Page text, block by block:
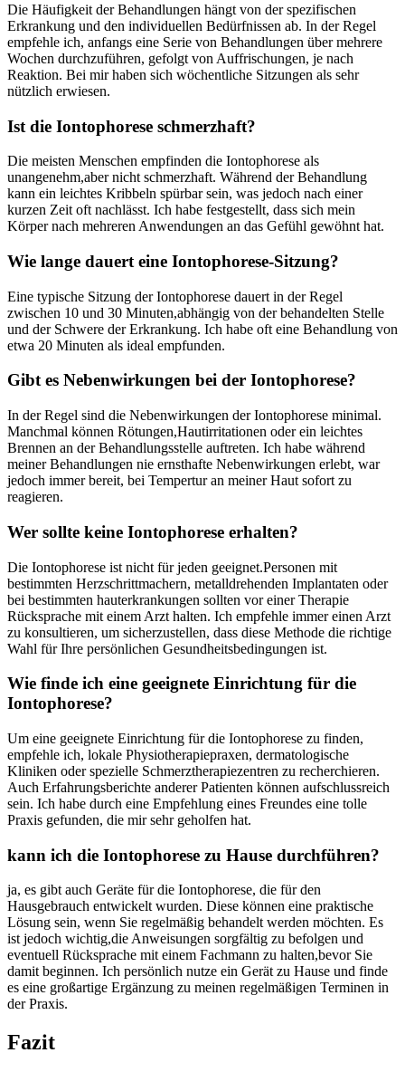
Die Häufigkeit der Behandlungen hängt von der spezifischen
Erkrankung und den individuellen Bedürfnissen ab. In der Regel
empfehle ich, anfangs eine Serie von Behandlungen⁢ über mehrere
Wochen durchzuführen, gefolgt von Auffrischungen, je nach
Reaktion. Bei mir haben sich wöchentliche Sitzungen als sehr
⁣nützlich erwiesen.
Ist die Iontophorese⁤ schmerzhaft?
Die meisten Menschen empfinden die Iontophorese als
unangenehm,aber nicht schmerzhaft. Während der Behandlung
kann ein leichtes Kribbeln spürbar sein,​ was jedoch nach‍ einer
kurzen Zeit oft nachlässt. ⁤Ich habe festgestellt, dass sich mein
Körper nach mehreren Anwendungen an das Gefühl gewöhnt hat.
Wie lange dauert eine Iontophorese-Sitzung?
Eine typische Sitzung der Iontophorese dauert in der Regel
zwischen 10 und ‌30 Minuten,abhängig von der behandelten Stelle
und der Schwere der Erkrankung. Ich habe oft eine Behandlung von
etwa 20 Minuten als ideal empfunden.
Gibt es​ Nebenwirkungen bei der‍ Iontophorese?
In der Regel sind die Nebenwirkungen der Iontophorese minimal.
Manchmal können Rötungen,Hautirritationen oder ein leichtes
Brennen an der Behandlungsstelle auftreten. Ich habe während
meiner Behandlungen nie ernsthafte Nebenwirkungen erlebt, war
jedoch immer bereit, bei Tempertur an meiner Haut sofort zu
reagieren.
Wer sollte keine Iontophorese ⁤erhalten?
Die Iontophorese ist‌ nicht für jeden geeignet.Personen mit
bestimmten⁣ Herzschrittmachern, ​metalldrehenden Implantaten oder
bei bestimmten​ hauterkrankungen sollten vor einer Therapie
Rücksprache mit einem Arzt halten. Ich empfehle immer einen Arzt
zu konsultieren, um sicherzustellen, dass ⁣diese Methode die richtige
Wahl ⁢für Ihre persönlichen ⁣Gesundheitsbedingungen ist.
Wie finde ich eine geeignete Einrichtung für die
Iontophorese?
Um eine geeignete Einrichtung für die Iontophorese zu finden,
empfehle ‍ich, lokale Physiotherapiepraxen, dermatologische
Kliniken oder spezielle Schmerztherapiezentren zu recherchieren.⁤
Auch Erfahrungsberichte anderer Patienten können aufschlussreich
sein. Ich habe durch eine Empfehlung eines Freundes eine tolle
Praxis ⁢gefunden, die ‌mir sehr geholfen hat.
kann ich die Iontophorese zu‍ Hause durchführen?
ja, es⁤ gibt ⁤auch Geräte für die Iontophorese, die für den
Hausgebrauch entwickelt wurden. Diese können eine praktische
Lösung sein, wenn Sie regelmäßig behandelt werden möchten. Es
ist jedoch wichtig,die Anweisungen sorgfältig zu befolgen und
eventuell Rücksprache⁣ mit einem Fachmann zu halten,bevor Sie​
damit beginnen. Ich persönlich⁤ nutze ein⁤ Gerät zu Hause ‍und finde
es eine großartige Ergänzung zu meinen regelmäßigen Terminen in
der Praxis.
Fazit